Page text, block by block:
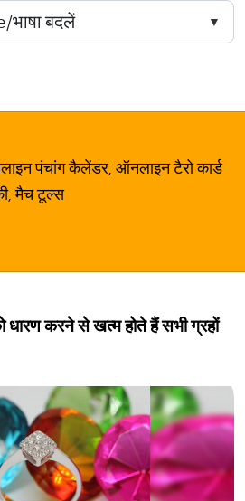
पंचांग कैलेंडर, ऑनलाइन टैरो कार्ड
मैच टूल्स
धारण करने से खत्म होते हैं सभी ग्रहों